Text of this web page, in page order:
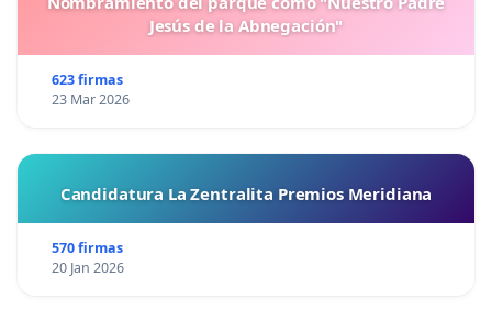
Jesús de la Abnegación"
623 firmas
23 Mar 2026
Candidatura La Zentralita Premios Meridiana
570 firmas
20 Jan 2026